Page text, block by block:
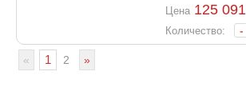
Цена 125 091
Количество: -
« 1 2 »